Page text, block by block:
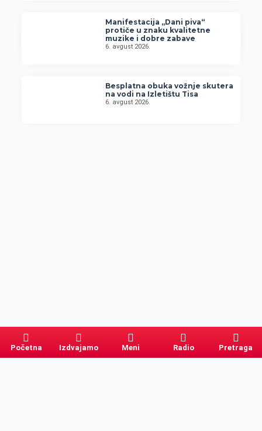
Manifestacija „Dani piva“
protiče u znaku kvalitetne
muzike i dobre zabave
6. avgust 2026.
Besplatna obuka vožnje skutera
na vodi na Izletištu Tisa
6. avgust 2026.
Početna Izdvajamo Meni Radio Pretraga